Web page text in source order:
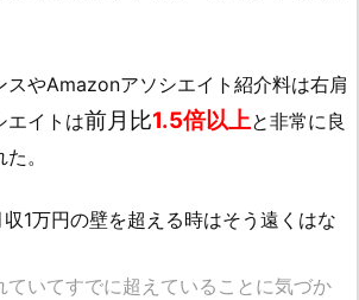
スやAmazonアソシエイト紹介料は右肩
エイトは前月比1.5倍以上と非常に良
。
1万円の壁を超える時はそう遠くはな
ていてすでに超えていることに気づか